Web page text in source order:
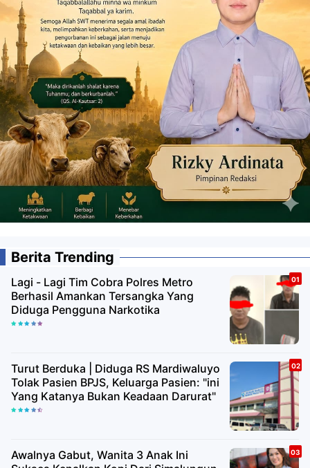
Berita Trending
Lagi - Lagi Tim Cobra Polres Metro
Berhasil Amankan Tersangka Yang
Diduga Pengguna Narkotika
Turut Berduka | Diduga RS Mardiwaluyo
Tolak Pasien BPJS, Keluarga Pasien: "ini
Yang Katanya Bukan Keadaan Darurat"
Awalnya Gabut, Wanita 3 Anak Ini